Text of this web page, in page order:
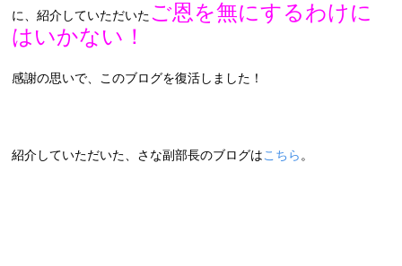
に、紹介していただいたご恩を無にするわけに
はいかない！
感謝の思いで、このブログを復活しました！
紹介していただいた、さな副部長のブログはこちら 。